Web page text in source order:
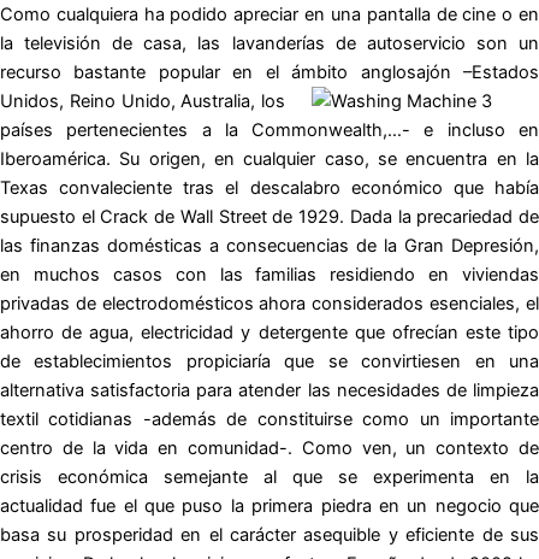
Como cualquiera ha podido apreciar en una pantalla de cine o en
la televisión de casa, las lavanderías de autoservicio son un
recurso bastante popular en el ámbito anglosajón –Estados
Unidos, Reino Unido, Australia, los
países pertenecientes a la Commonwealth,…- e incluso en
Iberoamérica. Su origen, en cualquier caso, se encuentra en la
Texas convaleciente tras el descalabro económico que había
supuesto el Crack de Wall Street de 1929. Dada la precariedad de
las finanzas domésticas a consecuencias de la Gran Depresión,
en muchos casos con las familias residiendo en viviendas
privadas de electrodomésticos ahora considerados esenciales, el
ahorro de agua, electricidad y detergente que ofrecían este tipo
de establecimientos propiciaría que se convirtiesen en una
alternativa satisfactoria para atender las necesidades de limpieza
textil cotidianas -además de constituirse como un importante
centro de la vida en comunidad-. Como ven, un contexto de
crisis económica semejante al que se experimenta en la
actualidad fue el que puso la primera piedra en un negocio que
basa su prosperidad en el carácter asequible y eficiente de sus